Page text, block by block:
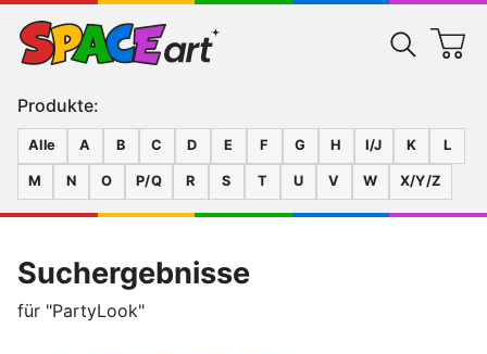
Produkte:
Alle A B C D E F G H I/J K L
M N O P/Q R S T U V W X/Y/Z
Suchergebnisse
für "PartyLook"